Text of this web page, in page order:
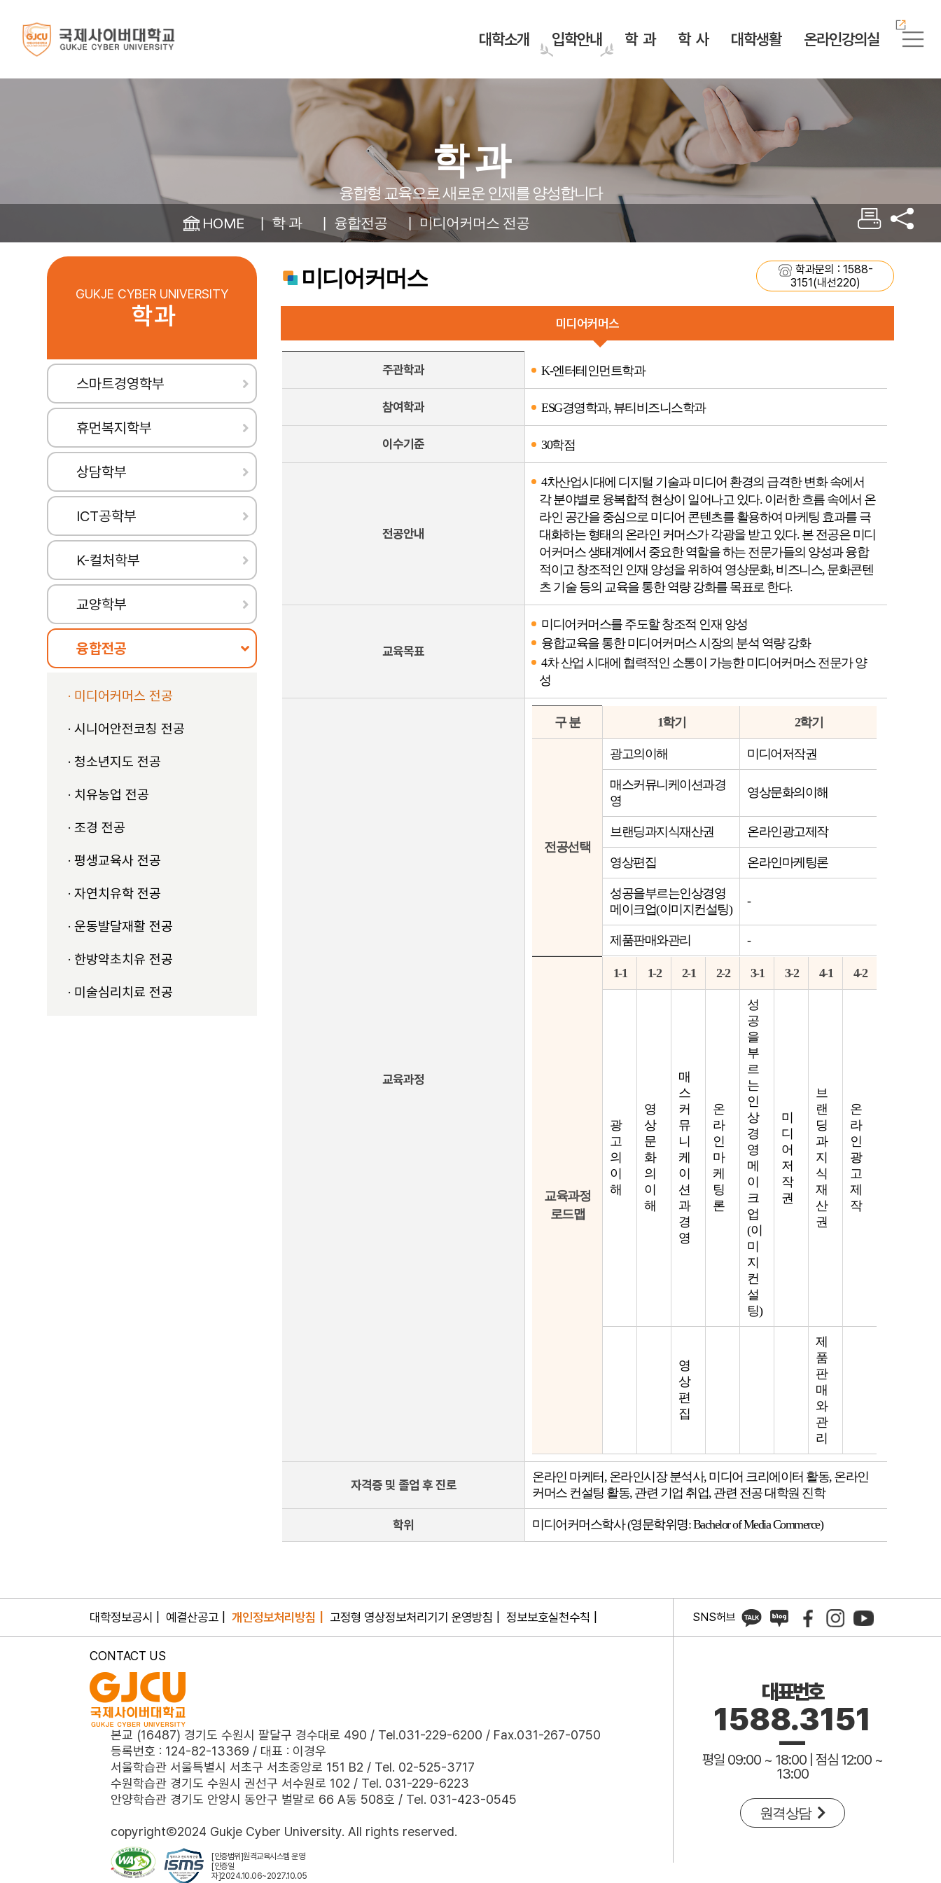
대학소개
총장 인사말
건학정신
교육 이념
교육목적·목표
인재상·핵심역량
GJCU UI
PRIDE GJCU
대학 연혁
조직도
대학요람
찾아오시는 길
채용안내
정보공개
자체 평가
예결산 공고
업무추진비
입학안내
2026학년도 2학기
신·편입생 2차모집
✅7. 31.(금) 9시 ~ 8.19.(수)
입학홈페이지 바로가기
학 과
ESG경영학과
뷰티비즈니스학과
휴먼복지학부
건강스포츠학과
노인복지학과
사회복지학과
웰빙귀농조경학과
상담심리학과
시니어모델치유학과
식물치유클리닉학과
아동가족상담학과
ICT공학부
소방방재안전학과
안전보건공학과
K-컬처학부
K-엔터테인먼트학과
K-영상크리에이터학
과
한국어교육전공
융합전공
미디어커머스 전공
치유농업 전공
평생교육사 전공
자연치유학 전공
운동발달재활 전공
한방약초치유 전공
미술심리치료 전공
학 사
학사일정 안내
교육과정
교육과정 편성체계
이수체계도
규정 안내
학사제도
학위 취득 로드맵
수강 안내
학적 변동
사회봉사
서식다운로드
대학생활
공지사항
학교 소식
학과 소식
REALSTORY
포토갤러리
산학협력
협력기관
제휴 혜택 안내
장학제도
학자금 대출
학생서비스
수업 지원
증명서 발급
학생증 발급
터
웹진 緣
CONTACT US
온라인강의실
학 과
융합형 교육으로 새로운 인재를 양성합니다
HOME
학 과 융합전공 미디어커머스 전공
GUKJE CYBER UNIVERSITY
학 과
스마트경영학부
휴먼복지학부
상담학부
ICT공학부
K-컬처학부
교양학부
융합전공
미디어커머스 전공
시니어안전코칭 전공
청소년지도 전공
치유농업 전공
조경 전공
평생교육사 전공
자연치유학 전공
운동발달재활 전공
한방약초치유 전공
미술심리치료 전공
미디어커머스
학과문의 : 1588-
3151(내선220)
미디어커머스
주관학과 K-엔터테인먼트학과
참여학과 ESG경영학과, 뷰티비즈니스학과
이수기준 30학점
전공안내
4차산업시대에 디지털 기술과 미디어 환경의 급격한 변화 속에서
각 분야별로 융복합적 현상이 일어나고 있다. 이러한 흐름 속에서 온
라인 공간을 중심으로 미디어 콘텐츠를 활용하여 마케팅 효과를 극
대화하는 형태의 온라인 커머스가 각광을 받고 있다. 본 전공은 미디
어커머스 생태계에서 중요한 역할을 하는 전문가들의 양성과 융합
적이고 창조적인 인재 양성을 위하여 영상문화, 비즈니스, 문화콘텐
츠 기술 등의 교육을 통한 역량 강화를 목표로 한다.
교육목표
미디어커머스를 주도할 창조적 인재 양성
융합교육을 통한 미디어커머스 시장의 분석 역량 강화
4차 산업 시대에 협력적인 소통이 가능한 미디어커머스 전문가 양
성
교육과정
구 분 1학기 2학기
전공선택
광고의이해 미디어저작권
매스커뮤니케이션과경
영
영상문화의이해
브랜딩과지식재산권 온라인광고제작
영상편집 온라인마케팅론
성공을부르는인상경영
메이크업(이미지컨설팅)
-
제품판매와관리 -
교육과정
로드맵
1-1 1-2 2-1 2-2 3-1 3-2 4-1 4-2
광
고
의
이
해
영
상
문
화
의
이
해
매
스
커
뮤
니
케
이
션
과
경
영
온
라
인
마
케
팅
론
성
공
을
부
르
는
인
상
경
영
메
이
크
업
(이
미
지
컨
설
팅)
미
디
어
저
작
권
브
랜
딩
과
지
식
재
산
권
온
라
인
광
고
제
작
영
상
편
집
제
품
판
매
와
관
리
자격증 및 졸업 후 진로
온라인 마케터, 온라인시장 분석사, 미디어 크리에이터 활동, 온라인
커머스 컨설팅 활동, 관련 기업 취업, 관련 전공 대학원 진학
학위 미디어커머스학사 (영문학위명: Bachelor of Media Commerce)
대학정보공시 예결산공고 개인정보처리방침 고정형 영상정보처리기기 운영방침 정보보호실천수칙
CONTACT US
SNS허브
본교 (16487) 경기도 수원시 팔달구 경수대로 490 / Tel.031-229-6200 / Fax.031-267-0750
등록번호 : 124-82-13369 / 대표 : 이경우
서울학습관 서울특별시 서초구 서초중앙로 151 B2 / Tel. 02-525-3717
수원학습관 경기도 수원시 권선구 서수원로 102 / Tel. 031-229-6223
안양학습관 경기도 안양시 동안구 벌말로 66 A동 508호 / Tel. 031-423-0545
copyrightⒸ2024 Gukje Cyber University. All rights reserved.
[인증범위]원격교육시스템 운영
[인증일
자]2024.10.06~2027.10.05
대표번호
1588.3151
평일 09:00 ~ 18:00 | 점심 12:00 ~
13:00
원격상담